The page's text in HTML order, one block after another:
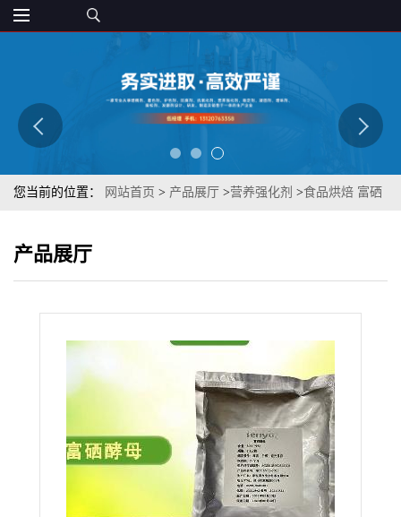
您当前的位置： 网站首页 > 产品展厅 >营养强化剂 >食品烘焙 富硒
产品展厅